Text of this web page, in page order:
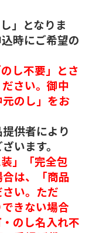
」となりま
時にご希望の
し不要」とさ
さい。御中
のし」をお
供者により
います。
」「完全包
は、「商品
い。ただ
きない場合
のし名入れ不